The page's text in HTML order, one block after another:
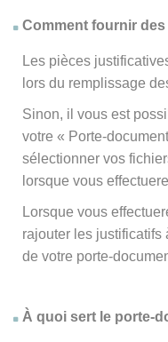
Comment fournir
Les pièces
lors du remplissage
Sinon, il vous est
votre « Porte-
sélectionner vos
lorsque vous
Lorsque vous
rajouter les justificatifs
de votre porte-
À quoi sert le porte-